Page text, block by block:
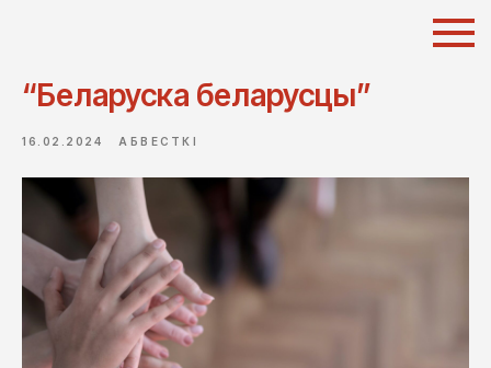
“Беларуска беларусцы”
16.02.2024 АБВЕСТКІ